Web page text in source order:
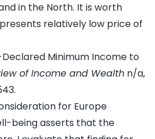
in the North. It is worth
relatively low price of
Minimum Income to
of Income and Wealthn/a,
.
for Europe
being asserts that the